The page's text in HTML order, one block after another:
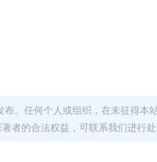
。任何个人或组织，在未征得本
者的合法权益，可联系我们进行处